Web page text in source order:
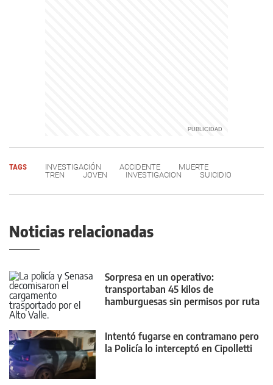
TAGS INVESTIGACIÓN ACCIDENTE
MUERTE
TREN
JOVEN INVESTIGACION SUICIDIO
Noticias relacionadas
Sorpresa en un operativo:
transportaban 45 kilos de
hamburguesas sin permisos por ruta
Intentó fugarse en contramano pero
la Policía lo interceptó en Cipolletti